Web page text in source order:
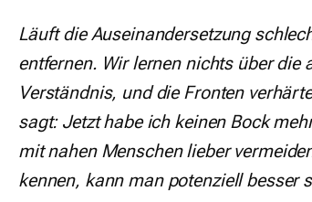
Läuft die Auseinandersetzung
entfernen. Wir lernen nichts über die
Verständnis, und die Fronten
sagt: Jetzt habe ich keinen Bock
mit nahen Menschen lieber
kennen, kann man potenziell besser